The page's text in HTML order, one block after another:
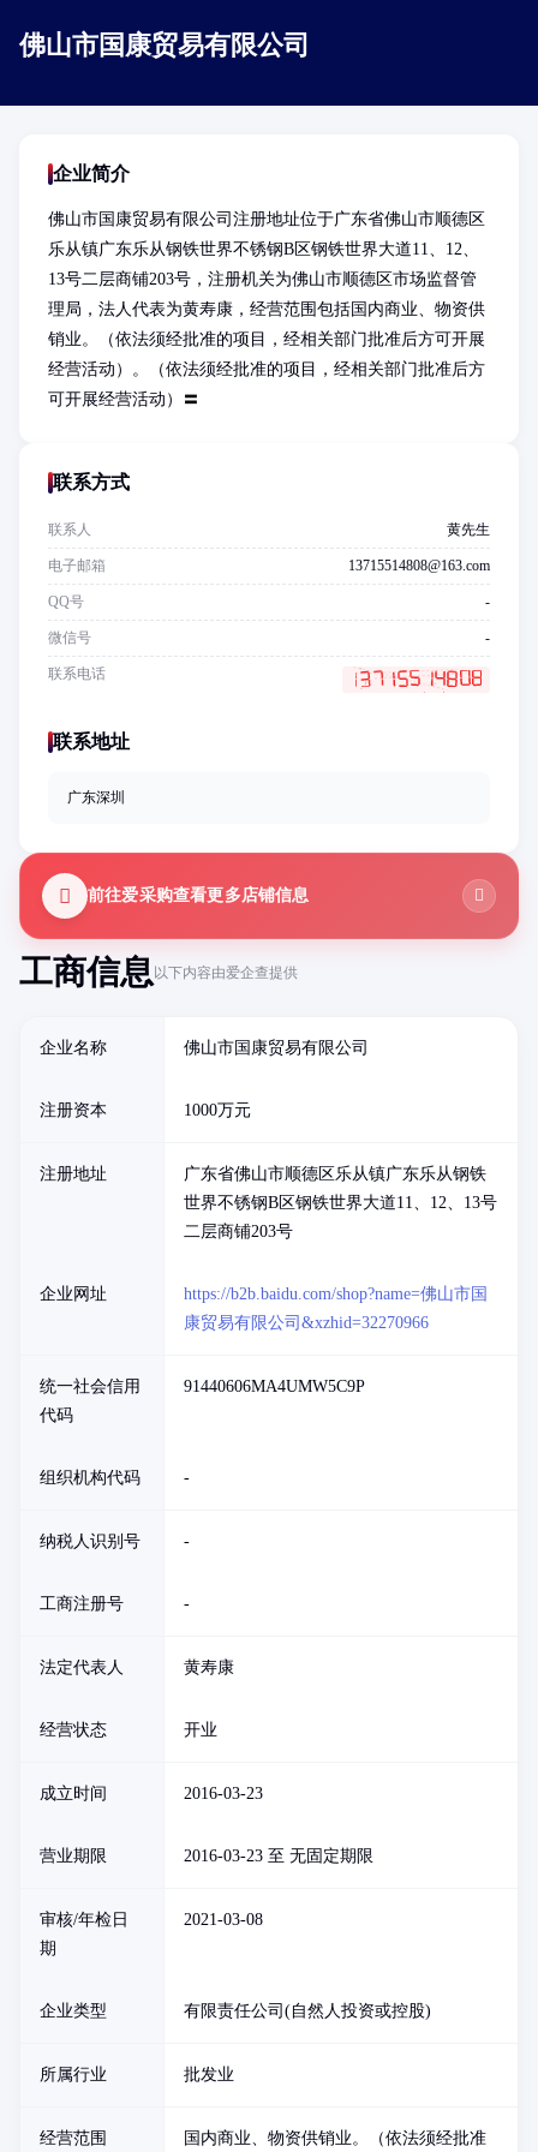
佛山市国康贸易有限公司
工商信息以下内容由爱企查提供
企业名称 佛山市国康贸易有限公司
注册资本 1000万元
注册地址
广东省佛山市顺德区乐从镇广东乐从钢铁
世界不锈钢B区钢铁世界大道11、12、13号
二层商铺203号
企业网址
https://b2b.baidu.com/shop?name=佛山市国
康贸易有限公司&xzhid=32270966
统一社会信用
代码
91440606MA4UMW5C9P
组织机构代码 -
纳税人识别号 -
工商注册号 -
法定代表人 黄寿康
经营状态 开业
成立时间 2016-03-23
营业期限 2016-03-23 至 无固定期限
审核/年检日
期
2021-03-08
企业类型 有限责任公司(自然人投资或控股)
所属行业 批发业
经营范围 国内商业、物资供销业。（依法须经批准
企业简介
佛山市国康贸易有限公司注册地址位于广东省佛山市顺德区
乐从镇广东乐从钢铁世界不锈钢B区钢铁世界大道11、12、
13号二层商铺203号，注册机关为佛山市顺德区市场监督管
理局，法人代表为黄寿康，经营范围包括国内商业、物资供
销业。（依法须经批准的项目，经相关部门批准后方可开展
经营活动）。（依法须经批准的项目，经相关部门批准后方
可开展经营活动）〓
联系方式
联系人 黄先生
电子邮箱 13715514808@163.com
QQ号 -
微信号 -
联系电话
联系地址
广东深圳
前往爱采购查看更多店铺信息